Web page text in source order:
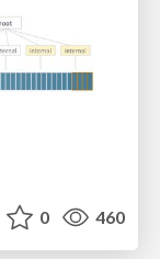
0 460